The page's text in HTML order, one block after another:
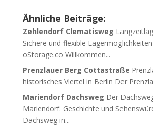
Ähnliche Beiträge:
Zehlendorf Clematisweg
Sichere und flexible
oStorage.co Willkommen...
Prenzlauer Berg Cottastraße
historisches Viertel in Berlin Der
Mariendorf Dachsweg Der
Mariendorf: Geschichte und
Dachsweg in...